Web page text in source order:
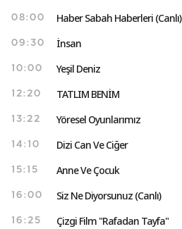
08:00 Haber Sabah Haberleri (Canlı)
09:30 İnsan
10:00 Yeşil Deniz
12:20 TATLIM BENİM
13:22 Yöresel Oyunlarımız
14:10 Dizi Can Ve Ciğer
15:15 Anne Ve Çocuk
16:00 Siz Ne Diyorsunuz (Canlı)
16:25 Çizgi Film "Rafadan Tayfa"